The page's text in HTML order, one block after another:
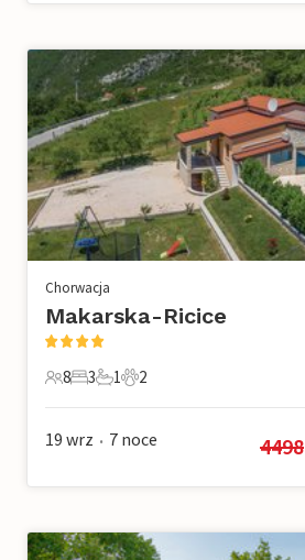
Chorwacja
Makarska-Ricice
8 Goście
8
3 Sypialnie
3
1 Łazienka
1
2 Zwierzęta domowe
2
19 wrz • 7 noce 4498